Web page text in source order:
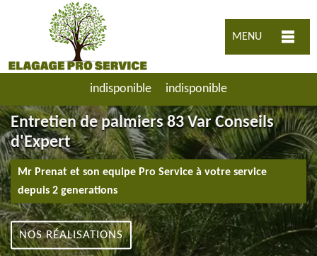
MENU
indisponible indisponible
Entretien de palmiers 83 Var Conseils
d'Expert
Mr Prenat et son equipe Pro Service à votre service
depuis 2 generations
NOS RÉALISATIONS